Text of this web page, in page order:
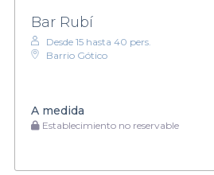
Bar Rubí
Desde 15 hasta 40 pers.
Barrio Gótico
A medida
Establecimiento no reservable